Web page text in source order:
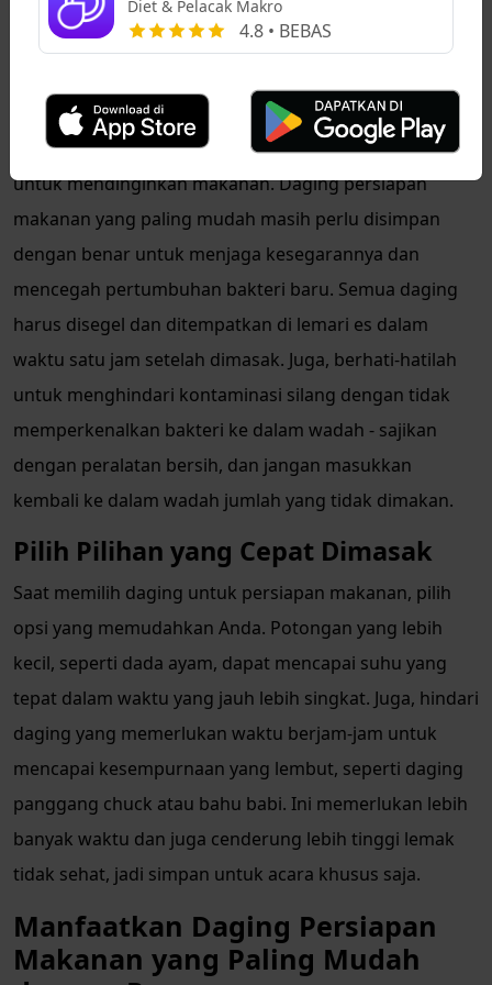
untuk disimpan sebagai sisa, bahkan jika sudah
didinginkan dan dipanaskan kembali.
Dinginkan dengan Cepat
Setelah memasak selesai, jangan tunggu terlalu lama
untuk mendinginkan makanan. Daging persiapan
makanan yang paling mudah masih perlu disimpan
dengan benar untuk menjaga kesegarannya dan
mencegah pertumbuhan bakteri baru. Semua daging
harus disegel dan ditempatkan di lemari es dalam
waktu satu jam setelah dimasak. Juga, berhati-hatilah
untuk menghindari kontaminasi silang dengan tidak
memperkenalkan bakteri ke dalam wadah - sajikan
dengan peralatan bersih, dan jangan masukkan
kembali ke dalam wadah jumlah yang tidak dimakan.
Pilih Pilihan yang Cepat Dimasak
Saat memilih daging untuk persiapan makanan, pilih
opsi yang memudahkan Anda. Potongan yang lebih
kecil, seperti dada ayam, dapat mencapai suhu yang
tepat dalam waktu yang jauh lebih singkat. Juga, hindari
daging yang memerlukan waktu berjam-jam untuk
mencapai kesempurnaan yang lembut, seperti daging
panggang chuck atau bahu babi. Ini memerlukan lebih
banyak waktu dan juga cenderung lebih tinggi lemak
tidak sehat, jadi simpan untuk acara khusus saja.
Manfaatkan Daging Persiapan
Makanan yang Paling Mudah
Diet & Pelacak Makro
4.8 • BEBAS